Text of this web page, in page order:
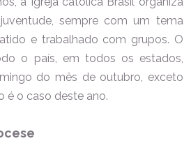
sempre com um tema
e trabalhado com grupos. O
o país, em todos os estados,
do mês de outubro, exceto
é o caso deste ano.